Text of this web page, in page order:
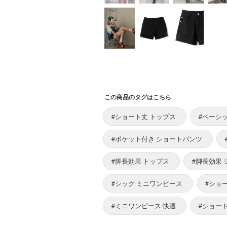
この商品のタグはこちら
#ショート丈 トップス #ベーシ
#ポケット付き ショートパンツ
#脚長効果 トップス #脚長効果
#シック ミニワンピース #ショ
#ミニワンピース 快適 #ショー